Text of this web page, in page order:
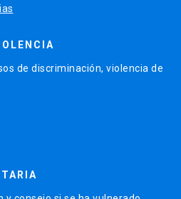
de discriminación, violencia de